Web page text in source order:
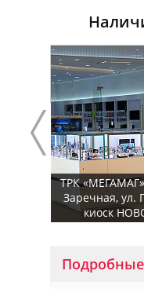
ТРК
Заречная, ул.
киоск
Подробные